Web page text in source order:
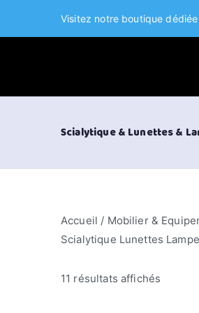
Visitez notre boutique
Scialytique & Lunettes &
Accueil / Mobilier &
Scialytique Lunettes Lampe
11 résultats affichés